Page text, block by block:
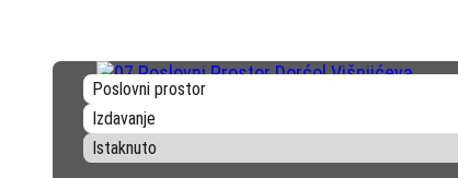
Poslovni prostor
Izdavanje
Istaknuto